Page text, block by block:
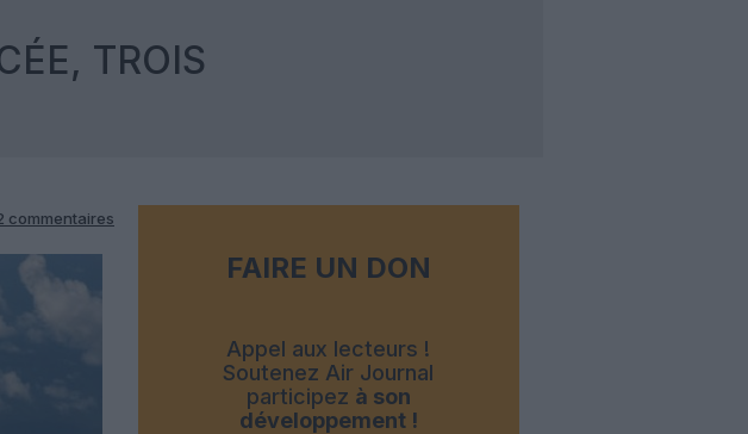
TROIS
commentaires
FAIRE UN DON
Appel aux lecteurs !
Soutenez Air Journal
participez à son
développement !